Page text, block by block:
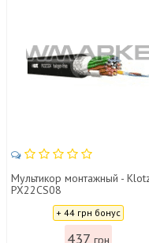
Мультикор монтажный -
PX22CS08
+ 44 грн бонус
437 грн